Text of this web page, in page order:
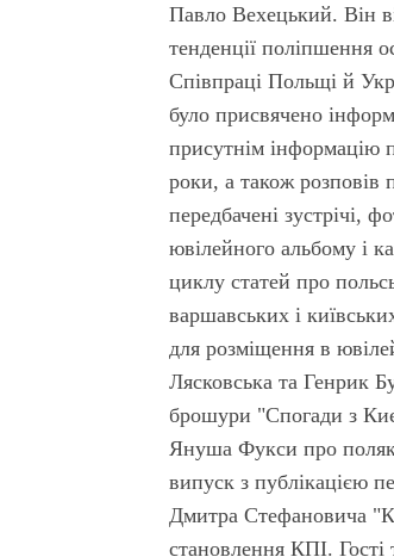
Павло Вехецький. Він
тенденції поліпшення
Співпраці Польщі й
було присвячено
присутнім інформацію
роки, а також розповів
передбачені зустрічі,
ювілейного альбому і
циклу статей про
варшавських і
для розміщення в
Лясковська та Генрик
брошури "Спогади з
Януша Фукси про
випуск з публікацією
Дмитра Стефановича
становлення КПІ. Гості